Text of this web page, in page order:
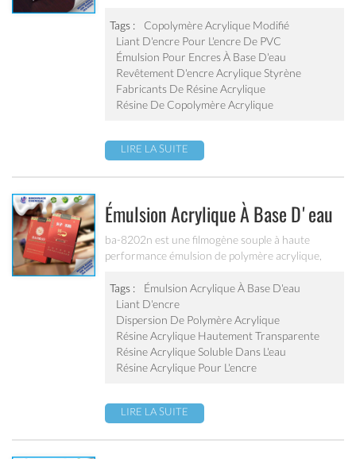
résistance aux intempéries. applicable au PVC
mou, au film de PVC, au plancher en plastique dur
de PVC, aux bandes de bord de PVC et à toute
autre production d'encre à base d'eau de PVC. ne
peut pas être utilisé comme émulsion de broyage
de pigment.
Tags :
Copolymère Acrylique Modifié
Liant D'encre Pour L'encre De PVC
Émulsion Pour Encres À Base D'eau
Revêtement D'encre Acrylique Styrène
Fabricants De Résine Acrylique
Résine De Copolymère Acrylique
LIRE LA SUITE
Émulsion Acrylique À Base D'eau
(ba-8202n)
ba-8202n est une filmogène souple à haute
performance émulsion de polymère acrylique,
substances telles que le plomb, le chrome, le
mercure et les alliages de chrome, pas d'apeo,
faible voc, répondre aux normes des exigences
d'emballage de cigarette pour voc. c'est
spécialement conçu pour la production
d'emballages de cigarettes à base d'eau encre à
Tags :
Émulsion Acrylique À Base D'eau
Liant D'encre
Dispersion De Polymère Acrylique
Résine Acrylique Hautement Transparente
Résine Acrylique Soluble Dans L'eau
Résine Acrylique Pour L'encre
LIRE LA SUITE